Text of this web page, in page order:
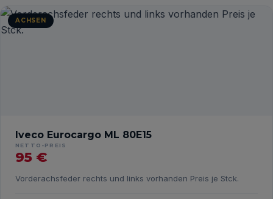
ACHSEN
Iveco Eurocargo ML 80E15
NETTO-PREIS
95 €
Vorderachsfeder rechts und links vorhanden Preis je Stck.